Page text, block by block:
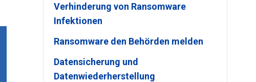
Verhinderung von Ransomware
Infektionen
Ransomware den Behörden melden
Datensicherung und
Datenwiederherstellung